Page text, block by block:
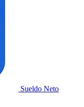
Sueldo Neto